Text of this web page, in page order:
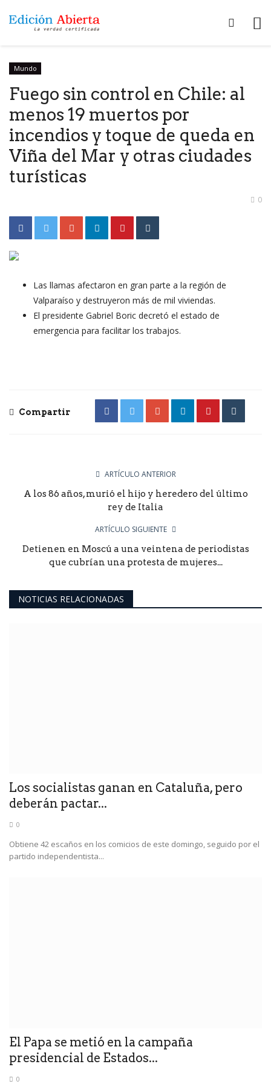
Mundo
Fuego sin control en Chile: al
menos 19 muertos por
incendios y toque de queda en
Viña del Mar y otras ciudades
turísticas
0
Las llamas afectaron en gran parte a la región de
Valparaíso y destruyeron más de mil viviendas.
El presidente Gabriel Boric decretó el estado de
emergencia para facilitar los trabajos.
Compartir
ARTÍCULO ANTERIOR
A los 86 años, murió el hijo y heredero del último
rey de Italia
ARTÍCULO SIGUIENTE
Detienen en Moscú a una veintena de periodistas
que cubrían una protesta de mujeres...
NOTICIAS RELACIONADAS
Los socialistas ganan en Cataluña, pero
deberán pactar...
0
Obtiene 42 escaños en los comicios de este domingo, seguido por el
partido independentista...
El Papa se metió en la campaña
presidencial de Estados...
0